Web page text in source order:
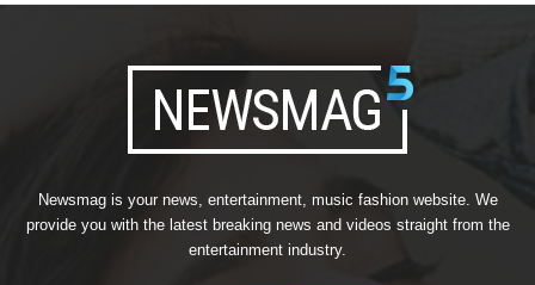
Newsmag is your news, entertainment, music fashion website. We
provide you with the latest breaking news and videos straight from the
entertainment industry.